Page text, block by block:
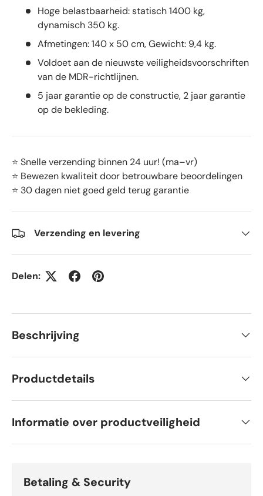
Hoge belastbaarheid: statisch 1400 kg,
dynamisch 350 kg.
Afmetingen: 140 x 50 cm, Gewicht: 9,4 kg.
Voldoet aan de nieuwste veiligheidsvoorschriften
van de MDR-richtlijnen.
5 jaar garantie op de constructie, 2 jaar garantie
op de bekleding.
⭐ Snelle verzending binnen 24 uur! (ma–vr)
⭐ Bewezen kwaliteit door betrouwbare beoordelingen
⭐ 30 dagen niet goed geld terug garantie
Verzending en levering
Delen:
Beschrijving
Productdetails
Informatie over productveiligheid
Betaling & Security